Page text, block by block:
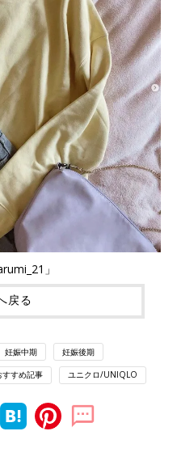
」
戻る
妊娠中期 妊娠後期
すすめ記事 ユニクロ/UNIQLO